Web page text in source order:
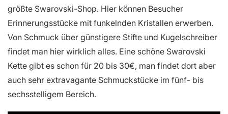
größte Swarovski-Shop. Hier können Besucher
Erinnerungsstücke mit funkelnden Kristallen erwerben.
Von Schmuck über günstigere Stifte und Kugelschreiber
findet man hier wirklich alles. Eine schöne Swarovski
Kette gibt es schon für 20 bis 30€, man findet dort aber
auch sehr extravagante Schmuckstücke im fünf- bis
sechsstelligem Bereich.